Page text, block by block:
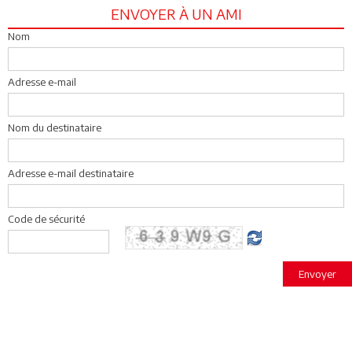
ENVOYER À UN AMI
Nom
Adresse e-mail
Nom du destinataire
Adresse e-mail destinataire
Code de sécurité
Envoyer